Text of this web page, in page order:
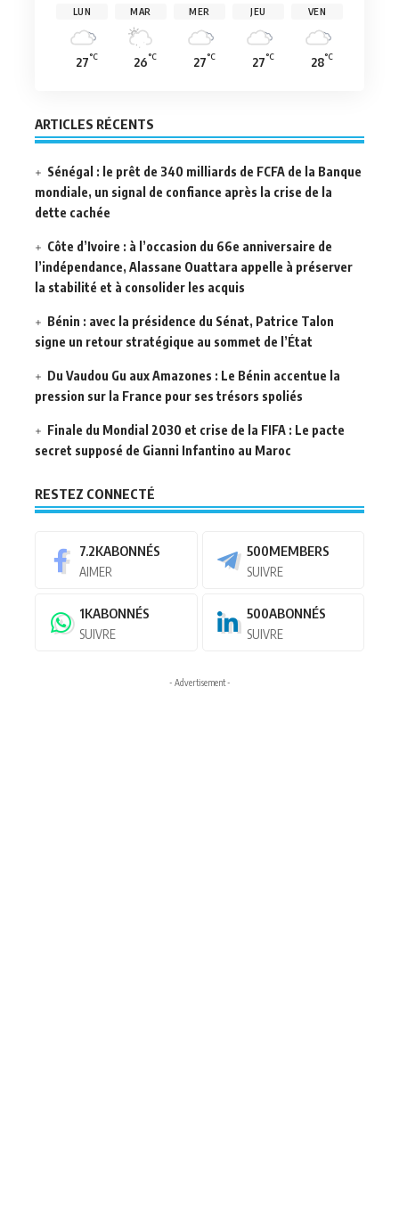
LUN
27°C
MAR
26°C
MER
27°C
JEU
27°C
VEN
28°C
ARTICLES RÉCENTS
Sénégal : le prêt de 340 milliards de FCFA de la Banque
mondiale, un signal de confiance après la crise de la
dette cachée
Côte d’Ivoire : à l’occasion du 66e anniversaire de
l’indépendance, Alassane Ouattara appelle à préserver
la stabilité et à consolider les acquis
Bénin : avec la présidence du Sénat, Patrice Talon
signe un retour stratégique au sommet de l’État
Du Vaudou Gu aux Amazones : Le Bénin accentue la
pression sur la France pour ses trésors spoliés
Finale du Mondial 2030 et crise de la FIFA : Le pacte
secret supposé de Gianni Infantino au Maroc
RESTEZ CONNECTÉ
7.2KABONNÉS
AIMER
500MEMBERS
SUIVRE
1KABONNÉS
SUIVRE
500ABONNÉS
SUIVRE
- Advertisement -